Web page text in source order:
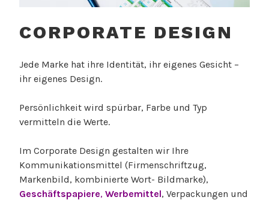
CORPORATE DESIGN
Jede Marke hat ihre Identität, ihr eigenes Gesicht –
ihr eigenes Design.
Persönlichkeit wird spürbar, Farbe und Typ
vermitteln die Werte.
Im Corporate Design gestalten wir Ihre
Kommunikationsmittel (Firmenschriftzug,
Markenbild, kombinierte Wort- Bildmarke),
Geschäftspapiere, Werbemittel, Verpackungen und